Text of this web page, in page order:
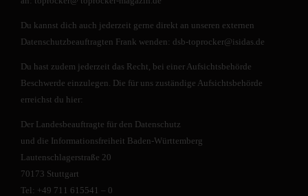
Du kannst dich auch jederzeit gerne direkt an unseren externen
Datenschutzbeauftragten Frank wenden: dsb-toprocker@isidas.de
Du hast zudem jederzeit das Recht, bei einer Aufsichtsbehörde
Beschwerde einzulegen. Die für uns zuständige Aufsichtsbehörde
erreichst du hier:
Der Landesbeauftragte für den Datenschutz
und die Informationsfreiheit Baden-Württemberg
Lautenschlagerstraße 20
70173 Stuttgart
Tel: +49 711 615541 – 0